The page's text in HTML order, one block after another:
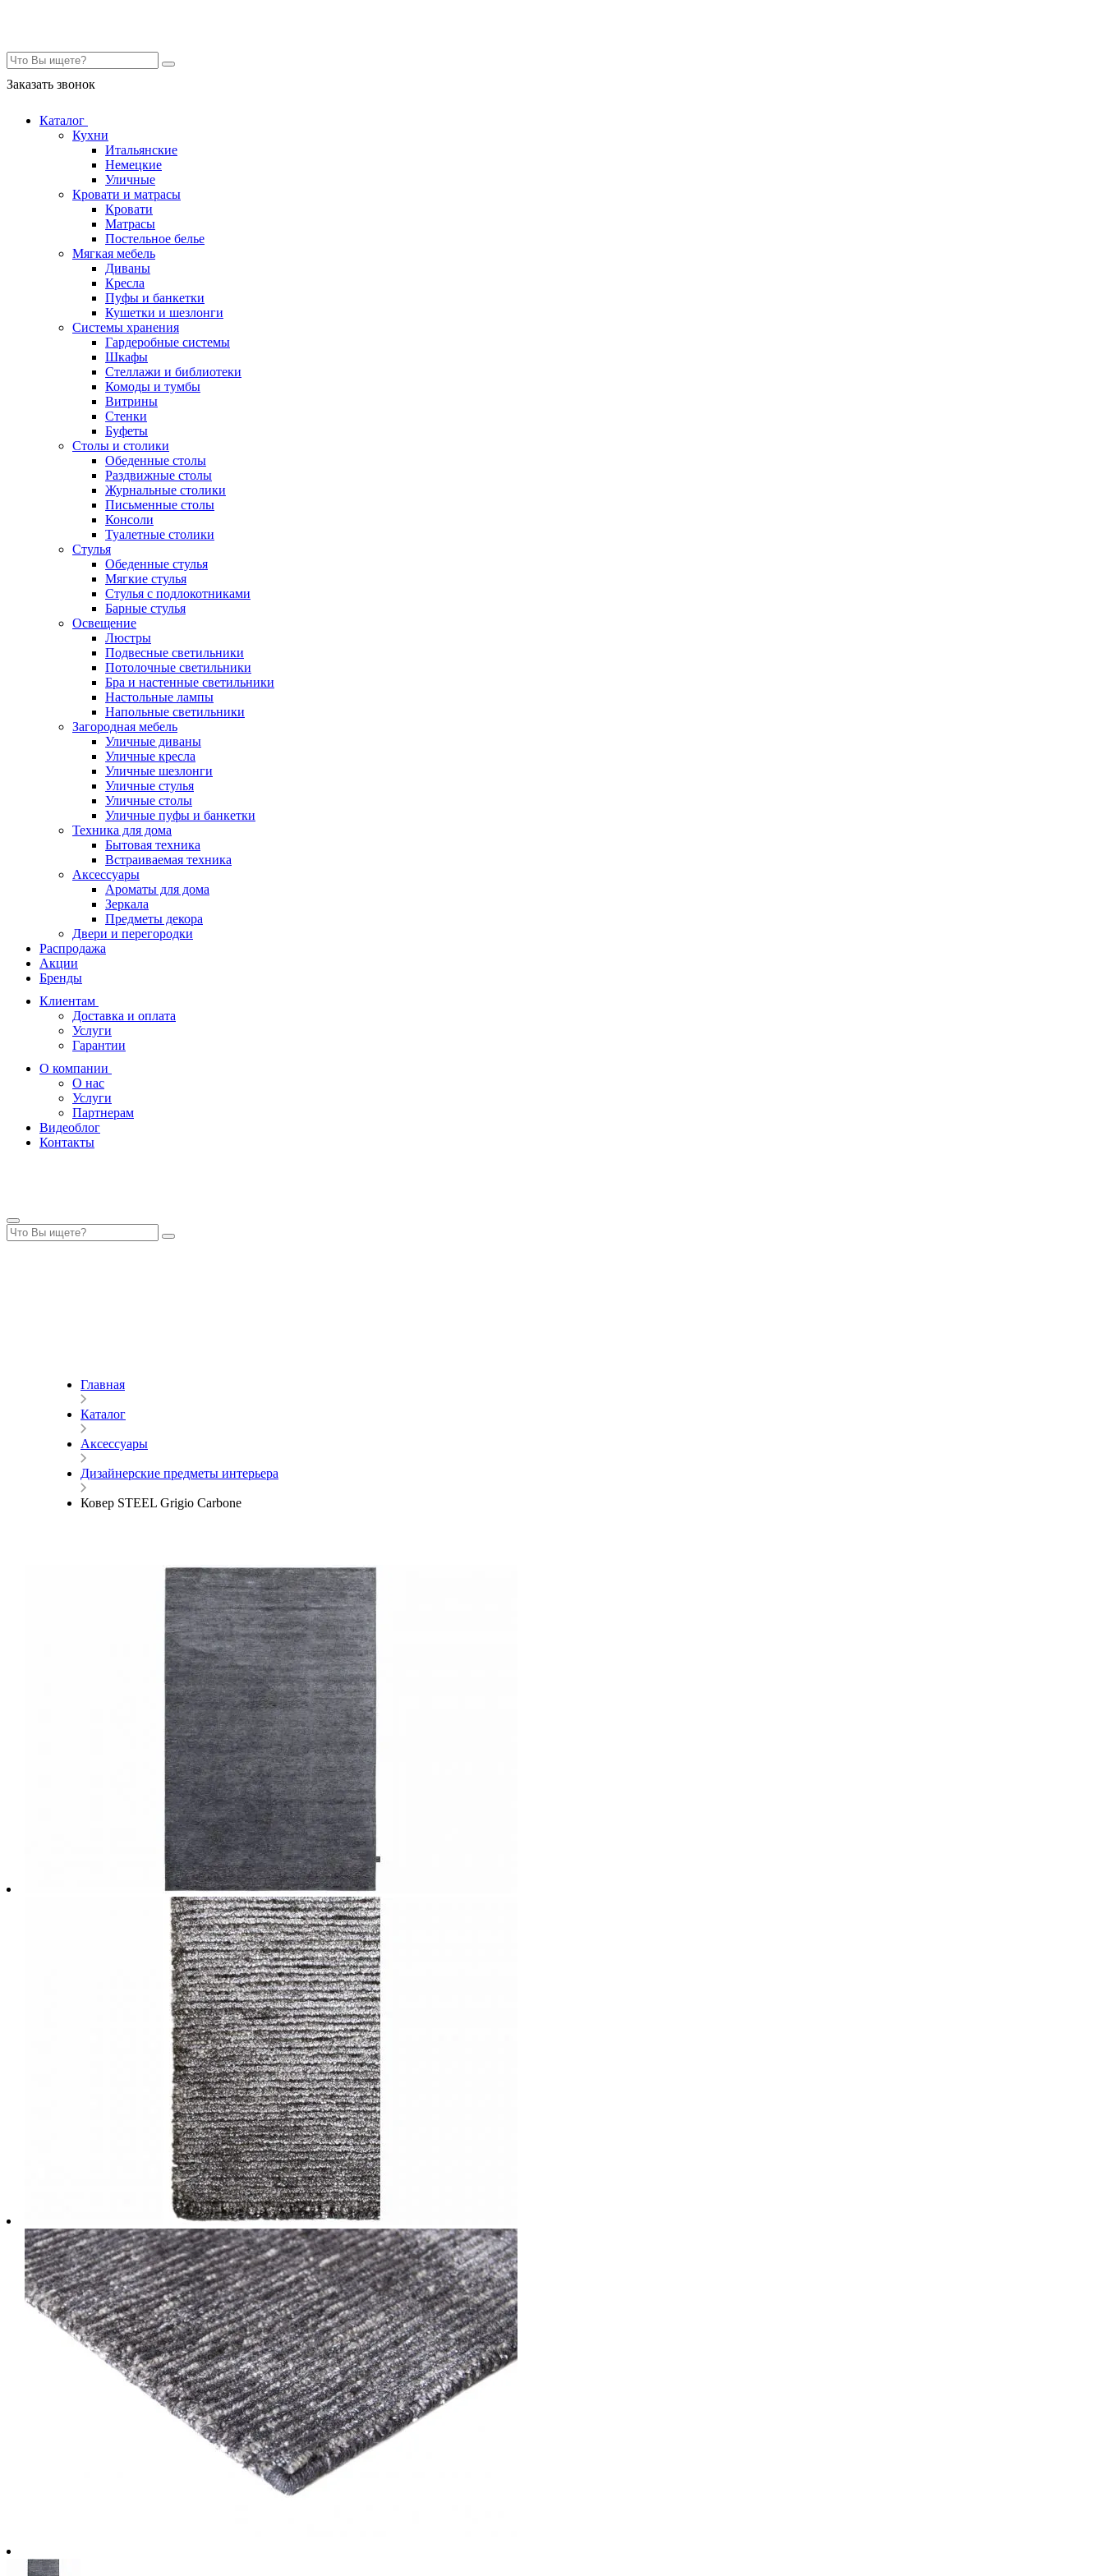
Заказать звонок
Каталог
Кухни
Итальянские
Немецкие
Уличные
Кровати и матрасы
Кровати
Матрасы
Постельное белье
Мягкая мебель
Диваны
Кресла
Пуфы и банкетки
Кушетки и шезлонги
Системы хранения
Гардеробные системы
Шкафы
Стеллажи и библиотеки
Комоды и тумбы
Витрины
Стенки
Буфеты
Столы и столики
Обеденные столы
Раздвижные столы
Журнальные столики
Письменные столы
Консоли
Туалетные столики
Стулья
Обеденные стулья
Мягкие стулья
Стулья с подлокотниками
Барные стулья
Освещение
Люстры
Подвесные светильники
Потолочные светильники
Бра и настенные светильники
Настольные лампы
Напольные светильники
Загородная мебель
Уличные диваны
Уличные кресла
Уличные шезлонги
Уличные стулья
Уличные столы
Уличные пуфы и банкетки
Техника для дома
Бытовая техника
Встраиваемая техника
Аксессуары
Ароматы для дома
Зеркала
Предметы декора
Двери и перегородки
Распродажа
Акции
Бренды
Клиентам
Доставка и оплата
Услуги
Гарантии
О компании
О нас
Услуги
Партнерам
Видеоблог
Контакты
Главная
Каталог
Аксессуары
Дизайнерские предметы интерьера
Ковер STEEL Grigio Carbone